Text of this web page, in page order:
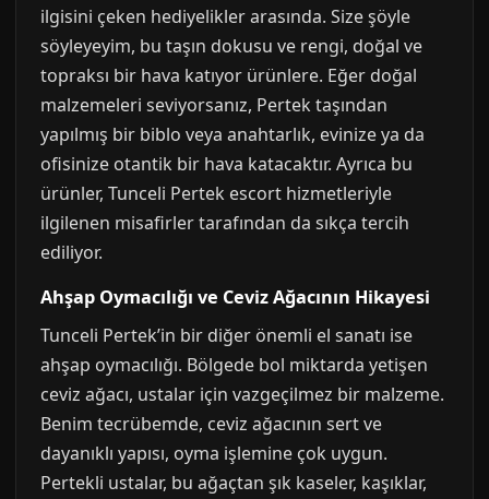
ilgisini çeken hediyelikler arasında. Size şöyle
söyleyeyim, bu taşın dokusu ve rengi, doğal ve
topraksı bir hava katıyor ürünlere. Eğer doğal
malzemeleri seviyorsanız, Pertek taşından
yapılmış bir biblo veya anahtarlık, evinize ya da
ofisinize otantik bir hava katacaktır. Ayrıca bu
ürünler, Tunceli Pertek escort hizmetleriyle
ilgilenen misafirler tarafından da sıkça tercih
ediliyor.
Ahşap Oymacılığı ve Ceviz Ağacının Hikayesi
Tunceli Pertek’in bir diğer önemli el sanatı ise
ahşap oymacılığı. Bölgede bol miktarda yetişen
ceviz ağacı, ustalar için vazgeçilmez bir malzeme.
Benim tecrübemde, ceviz ağacının sert ve
dayanıklı yapısı, oyma işlemine çok uygun.
Pertekli ustalar, bu ağaçtan şık kaseler, kaşıklar,